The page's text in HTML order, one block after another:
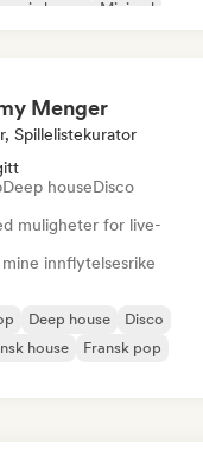
house
Minimal
Menger
Spillelistekurator
Deep houseDisco
muligheter for live-
innflytelsesrike
Deep house
Disco
house
Fransk pop